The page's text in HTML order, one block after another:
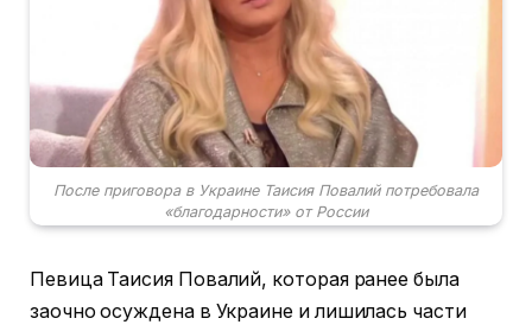
После приговора в Украине Таисия Повалий потребовала
«благодарности» от России
Певица Таисия Повалий, которая ранее была
заочно осуждена в Украине и лишилась части